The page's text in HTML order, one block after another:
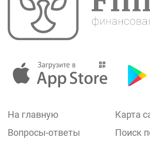
На главную
Карта
Вопросы-ответы
Поиск